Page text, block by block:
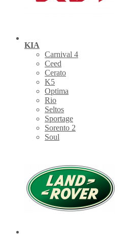
KIA
Carnival 4
Ceed
Cerato
K5
Optima
Rio
Seltos
Sportage
Sorento 2
Soul